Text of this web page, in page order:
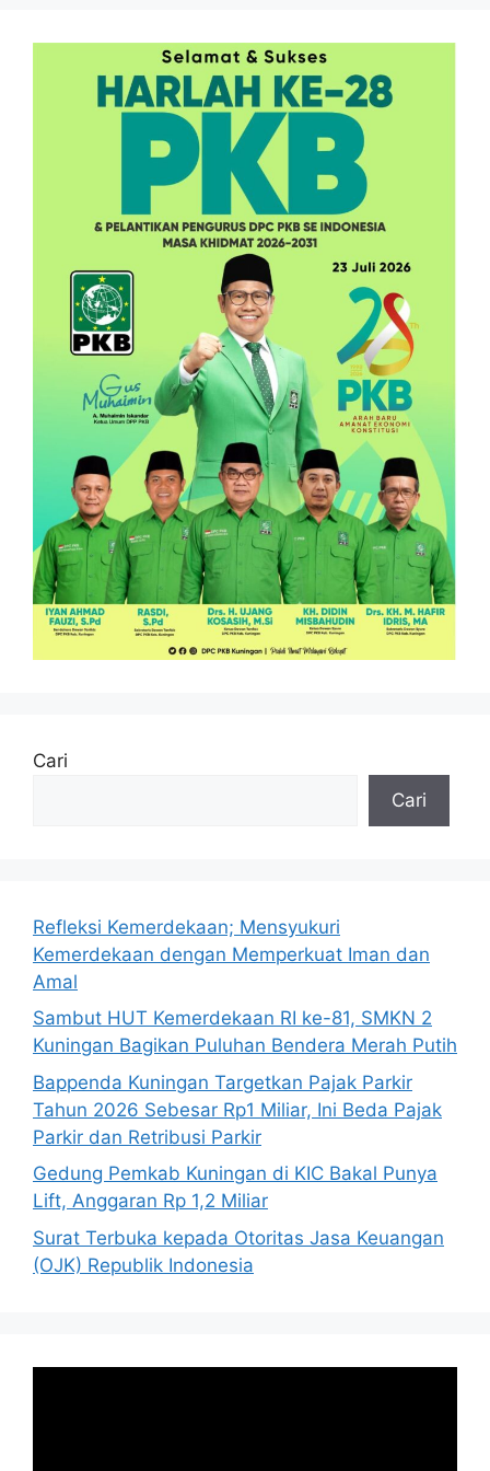
Cari
Cari
Refleksi Kemerdekaan; Mensyukuri
Kemerdekaan dengan Memperkuat Iman dan
Amal
Sambut HUT Kemerdekaan RI ke-81, SMKN 2
Kuningan Bagikan Puluhan Bendera Merah Putih
Bappenda Kuningan Targetkan Pajak Parkir
Tahun 2026 Sebesar Rp1 Miliar, Ini Beda Pajak
Parkir dan Retribusi Parkir
Gedung Pemkab Kuningan di KIC Bakal Punya
Lift, Anggaran Rp 1,2 Miliar
Surat Terbuka kepada Otoritas Jasa Keuangan
(OJK) Republik Indonesia